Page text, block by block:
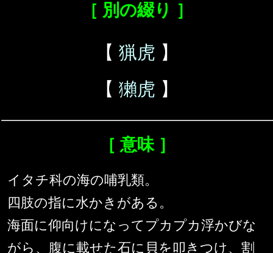
［ 別の綴り ］
【 猟虎 】
【 獺虎 】
［ 意味 ］
イタチ科の海の哺乳類。
四肢の指に水かきがある。
海面に仰向けになってプカプカ浮かびな
がら、腹に載せた石に貝を叩きつけ、割